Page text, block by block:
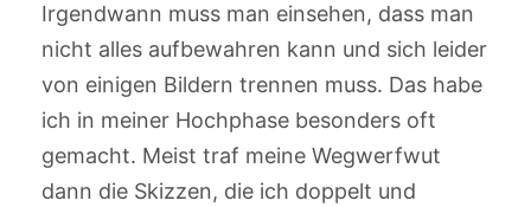
Irgendwann muss man einsehen, dass man
nicht alles aufbewahren kann und sich leider
von einigen Bildern trennen muss. Das habe
ich in meiner Hochphase besonders oft
gemacht. Meist traf meine Wegwerfwut
dann die Skizzen, die ich doppelt und